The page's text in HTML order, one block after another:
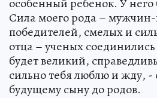
Сила моего рода –
победителей, смелых и
отца – ученых
будет великий,
сильно тебя люблю и жду, -
будущему сыну до родов.